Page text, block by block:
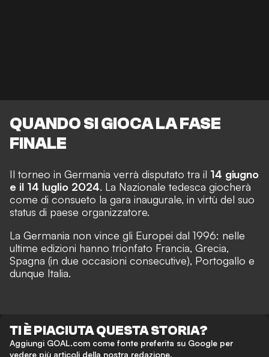
QUANDO SI GIOCA LA FASE
FINALE
Il torneo in Germania verrà disputato tra il 14 giugno
e il 14 luglio 2024. La Nazionale tedesca giocherà
come di consueto la gara inaugurale, in virtù del suo
status di paese organizzatore.
La Germania non vince gli Europei dal 1996: nelle
ultime edizioni hanno trionfato Francia, Grecia,
Spagna (in due occasioni consecutive), Portogallo e
dunque Italia.
TI È PIACIUTA QUESTA STORIA?
Aggiungi GOAL.com come fonte preferita su Google per
vedere più articoli della nostra redazione.